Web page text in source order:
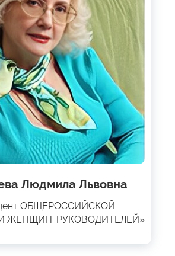
Людмила Львовна
ОБЩЕРОССИЙСКОЙ
ЖЕНЩИН-РУКОВОДИТЕЛЕЙ»